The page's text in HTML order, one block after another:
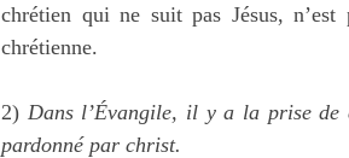
chrétien qui ne suit pas Jésus,
chrétienne.
2) Dans l’Évangile, il y a la prise de
pardonné par christ.